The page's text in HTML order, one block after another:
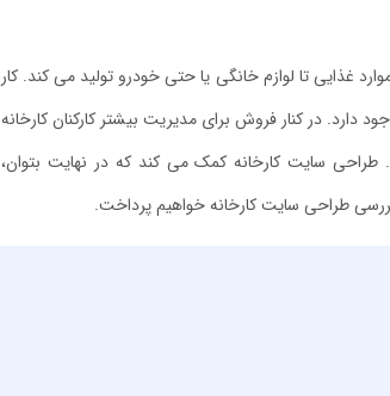
غذایی تا لوازم خانگی یا حتی خودرو تولید می کند. کار
در کنار فروش برای مدیریت بیشتر کارکنان کارخانه
سایت کارخانه کمک می کند که در نهایت بتوان،
طراحی سایت کارخانه خواهیم پرداخت.